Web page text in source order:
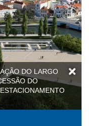
DO LARGO
DO